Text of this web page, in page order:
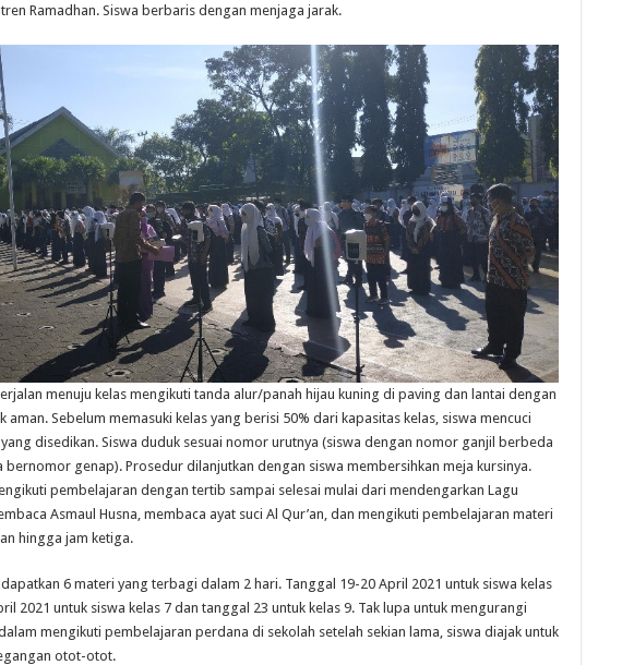
Ramadhan. Siswa berbaris dengan menjaga jarak.
menuju kelas mengikuti tanda alur/panah hijau kuning di paving dan lantai dengan
aman. Sebelum memasuki kelas yang berisi 50% dari kapasitas kelas, siswa mencuci
disedikan. Siswa duduk sesuai nomor urutnya (siswa dengan nomor ganjil berbeda
bernomor genap). Prosedur dilanjutkan dengan siswa membersihkan meja kursinya.
pembelajaran dengan tertib sampai selesai mulai dari mendengarkan Lagu
Asmaul Husna, membaca ayat suci Al Qur’an, dan mengikuti pembelajaran materi
hingga jam ketiga.
6 materi yang terbagi dalam 2 hari. Tanggal 19-20 April 2021 untuk siswa kelas
2021 untuk siswa kelas 7 dan tanggal 23 untuk kelas 9. Tak lupa untuk mengurangi
mengikuti pembelajaran perdana di sekolah setelah sekian lama, siswa diajak untuk
otot-otot.